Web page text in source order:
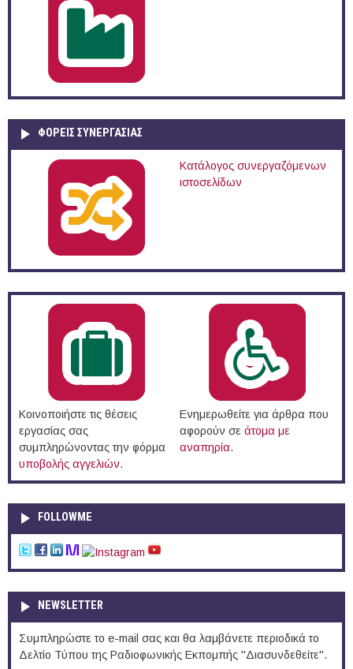
ΦΟΡΕΙΣ ΣΥΝΕΡΓΑΣΙΑΣ
Κατάλογος συνεργαζόμενων
ιστοσελίδων
Κοινοποιήστε τις θέσεις
εργασίας σας
συμπληρώνοντας την φόρμα
υποβολής αγγελιών.
Ενημερωθείτε για άρθρα που
αφορούν σε άτομα με
αναπηρία.
FOLLOWME
NEWSLETTER
Συμπληρώστε το e-mail σας και θα λαμβάνετε περιοδικά το
Δελτίο Τύπου της Ραδιοφωνικής Εκπομπής "Διασυνδεθείτε".